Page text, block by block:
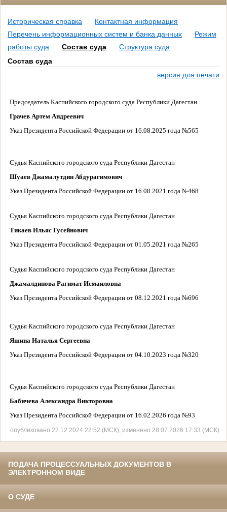
Историческая справка
Контактная информация
Перечень информационных систем и банка данных
Режим
работы суда
Состав суда
Структура суда
Состав суда
версия для печати
Председатель Каспийского городского суда Республики Дагестан
Грачев Артем Андреевич
Указ Президента Российской Федерации от 16.08.2025 года №565
Судья Каспийского городского суда Республики Дагестан
Шуаев Джамалутдин Абдурагимович
Указ Президента Российской Федерации от 16.08.2021 года №468
Судья Каспийского городского суда Республики Дагестан
Тикаев Ильяс Гусейнович
Указ Президента Российской Федерации от 01.05.2021 года №265
Судья Каспийского городского суда Республики Дагестан
Джамалдинова Рагимат Исмаиловна
Указ Президента Российской Федерации от 08.12.2021 года №696
Судья Каспийского городского суда Республики Дагестан
Яшина Наталья Сергеевна
Указ Президента Российской Федерации от 04.10.2023 года №320
Судья Каспийского городского суда Республики Дагестан
Бабичева Александра Викторовна
Указ Президента Российской Федерации от 16.02.2026 года №93
опубликовано 22.12.2024 22:52 (МСК), изменено 28.07.2026 17:33 (МСК)
ПОДАЧА ПРОЦЕССУАЛЬНЫХ ДОКУМЕНТОВ В
ЭЛЕКТРОННОМ ВИДЕ
О СУДЕ